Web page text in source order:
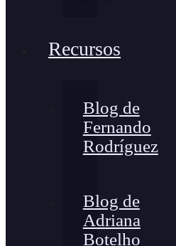
Recursos
Blog de
Fernando
Rodríguez
Blog de
Adriana
Botelho